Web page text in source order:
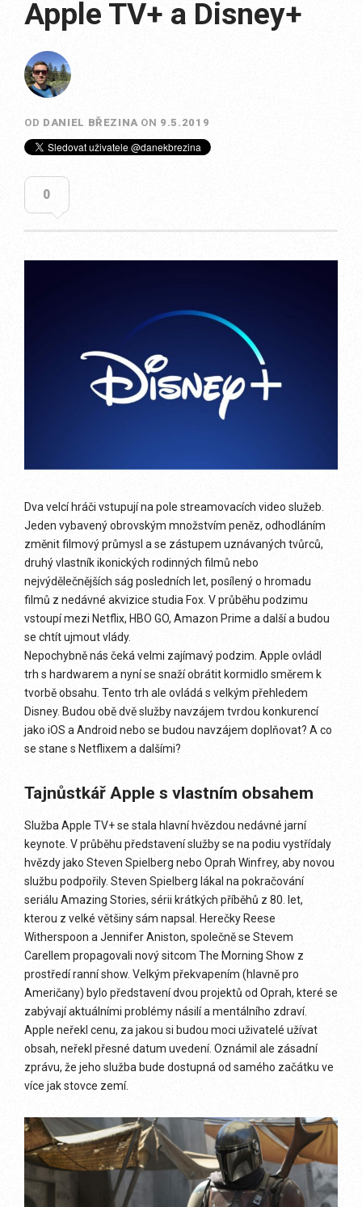
Apple TV+ a Disney+
OD DANIEL BŘEZINA ON 9.5.2019
0
Dva velcí hráči vstupují na pole streamovacích video služeb.
Jeden vybavený obrovským množstvím peněz, odhodláním
změnit filmový průmysl a se zástupem uznávaných tvůrců,
druhý vlastník ikonických rodinných filmů nebo
nejvýdělečnějších ság posledních let, posílený o hromadu
filmů z nedávné akvizice studia Fox. V průběhu podzimu
vstoupí mezi Netflix, HBO GO, Amazon Prime a další a budou
se chtít ujmout vlády.
Nepochybně nás čeká velmi zajímavý podzim. Apple ovládl
trh s hardwarem a nyní se snaží obrátit kormidlo směrem k
tvorbě obsahu. Tento trh ale ovládá s velkým přehledem
Disney. Budou obě dvě služby navzájem tvrdou konkurencí
jako iOS a Android nebo se budou navzájem doplňovat? A co
se stane s Netflixem a dalšími?
Tajnůstkář Apple s vlastním obsahem
Služba Apple TV+ se stala hlavní hvězdou nedávné jarní
keynote. V průběhu představení služby se na podiu vystřídaly
hvězdy jako Steven Spielberg nebo Oprah Winfrey, aby novou
službu podpořily. Steven Spielberg lákal na pokračování
seriálu Amazing Stories, sérii krátkých příběhů z 80. let,
kterou z velké většiny sám napsal. Herečky Reese
Witherspoon a Jennifer Aniston, společně se Stevem
Carellem propagovali nový sitcom The Morning Show z
prostředí ranní show. Velkým překvapením (hlavně pro
Američany) bylo představení dvou projektů od Oprah, které se
zabývají aktuálními problémy násilí a mentálního zdraví.
Apple neřekl cenu, za jakou si budou moci uživatelé užívat
obsah, neřekl přesné datum uvedení. Oznámil ale zásadní
zprávu, že jeho služba bude dostupná od samého začátku ve
více jak stovce zemí.